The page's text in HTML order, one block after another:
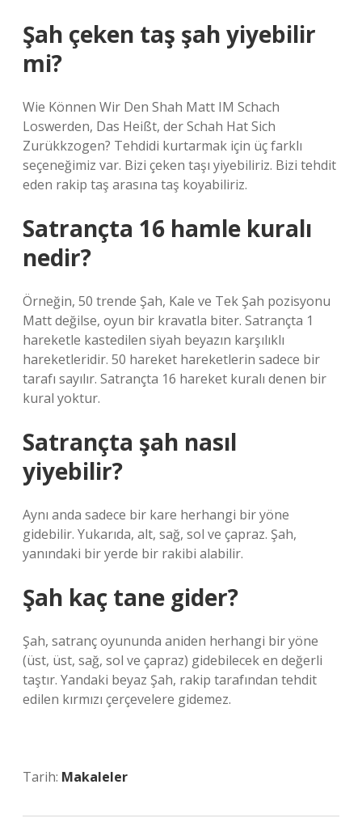
Şah çeken taş şah yiyebilir
mi?
Wie Können Wir Den Shah Matt IM Schach
Loswerden, Das Heißt, der Schah Hat Sich
Zurükkzogen? Tehdidi kurtarmak için üç farklı
seçeneğimiz var. Bizi çeken taşı yiyebiliriz. Bizi tehdit
eden rakip taş arasına taş koyabiliriz.
Satrançta 16 hamle kuralı
nedir?
Örneğin, 50 trende Şah, Kale ve Tek Şah pozisyonu
Matt değilse, oyun bir kravatla biter. Satrançta 1
hareketle kastedilen siyah beyazın karşılıklı
hareketleridir. 50 hareket hareketlerin sadece bir
tarafı sayılır. Satrançta 16 hareket kuralı denen bir
kural yoktur.
Satrançta şah nasıl
yiyebilir?
Aynı anda sadece bir kare herhangi bir yöne
gidebilir. Yukarıda, alt, sağ, sol ve çapraz. Şah,
yanındaki bir yerde bir rakibi alabilir.
Şah kaç tane gider?
Şah, satranç oyununda aniden herhangi bir yöne
(üst, üst, sağ, sol ve çapraz) gidebilecek en değerli
taştır. Yandaki beyaz Şah, rakip tarafından tehdit
edilen kırmızı çerçevelere gidemez.
Tarih: Makaleler